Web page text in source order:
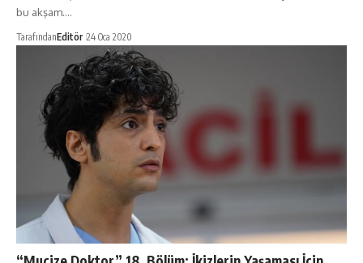
bu akşam.…
TarafındanEditör 24 Oca 2020